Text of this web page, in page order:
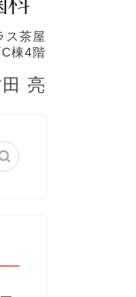
ス茶屋
C棟4階
亮